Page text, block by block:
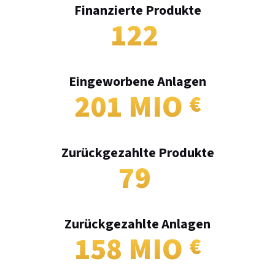
Finanzierte Produkte
122
Eingeworbene Anlagen
201 MIO
Zurückgezahlte Produkte
79
Zurückgezahlte Anlagen
158 MIO